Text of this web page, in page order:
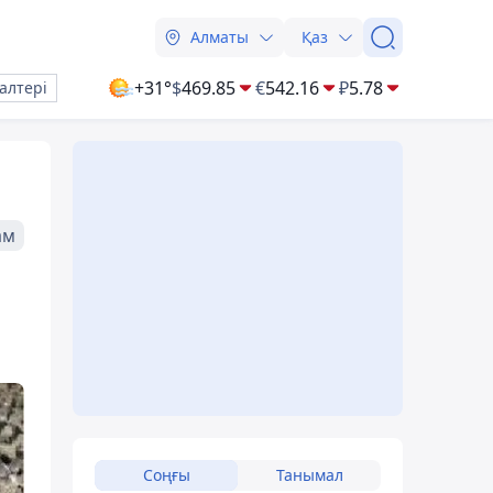
Алматы Қаз
+31°$469.85 €542.16 ₽5.78
Соңғы Танымал